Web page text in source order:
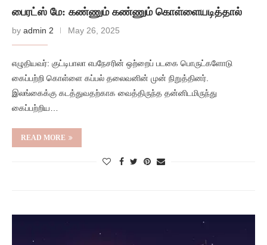
பைரட்ஸ் மே: கண்ணும் கண்ணும் கொள்ளையடித்தால்
by admin 2 May 26, 2025
எழுதியவர்: குட்டிபாலா எபநேசரின் ஒற்றைப் படகை பொருட்களோடு
கைப்பற்றி கொள்ளை கப்பல் தலைவனின் முன் நிறுத்தினர்.
இலங்கைக்கு கடத்துவதற்காக வைத்திருந்த தன்னிடமிருந்து
கைப்பற்றிய…
READ MORE